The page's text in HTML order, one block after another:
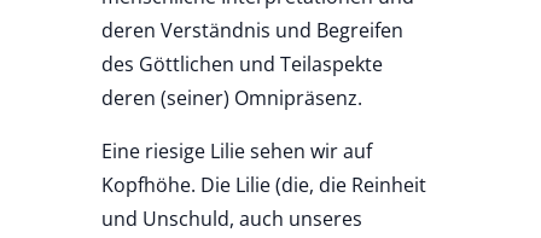
deren Verständnis und Begreifen
des Göttlichen und Teilaspekte
deren (seiner) Omnipräsenz.
Eine riesige Lilie sehen wir auf
Kopfhöhe. Die Lilie (die, die Reinheit
und Unschuld, auch unseres